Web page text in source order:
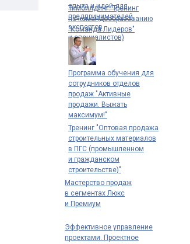
опыта и идей для
предпринимателей,
экспертов
и специалистов)
Тимбилдинг. Тренинг
по командообразованию
"Команда Лидеров"
Программа обучения для
сотрудников отделов
продаж "Активные
продажи. Выжать
максимум!"
Тренинг "Оптовая продажа
строительных материалов
в ПГС (промышленном
и гражданском
строительстве)"
Мастерство продаж
в сегментах Люкс
и Премиум
Эффективное управление
проектами. Проектное